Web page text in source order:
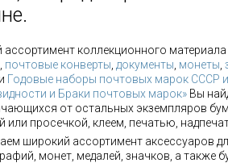
коллекционного материала
почтовые конверты документы монеты
Годовые наборы почтовых марок СССР
и Браки почтовых марок» Вы
от остальных экземпляров
просечкой, клеем, печатью,
широкий ассортимент аксессуаров
монет, медалей, значков, а также